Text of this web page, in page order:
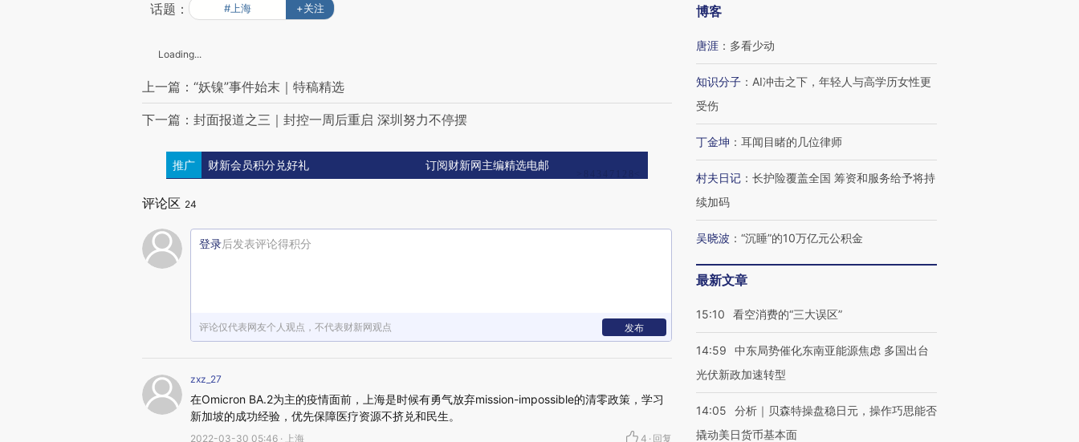
话题： #上海 +关注
Loading...
上一篇：“妖镍”事件始末｜特稿精选
下一篇：封面报道之三｜封控一周后重启 深圳努力不停摆
推广 财新会员积分兑好礼 订阅财新网主编精选电邮
评论区 24
登录后发表评论得积分
评论仅代表网友个人观点，不代表财新网观点 发布
zxz_27
在Omicron BA.2为主的疫情面前，上海是时候有勇气放弃mission-impossible的清零政策，学习
新加坡的成功经验，优先保障医疗资源不挤兑和民生。
2022-03-30 05:46 · 上海 4 · 回复
博客
唐涯 ： 多看少动
知识分子 ： AI冲击之下，年轻人与高学历女性更
受伤
丁金坤 ： 耳闻目睹的几位律师
村夫日记 ： 长护险覆盖全国 筹资和服务给予将持
续加码
吴晓波 ： “沉睡”的10万亿元公积金
最新文章
15:10 看空消费的“三大误区”
14:59
中东局势催化东南亚能源焦虑 多国出台
光伏新政加速转型
14:05
分析｜贝森特操盘稳日元，操作巧思能否
撬动美日货币基本面